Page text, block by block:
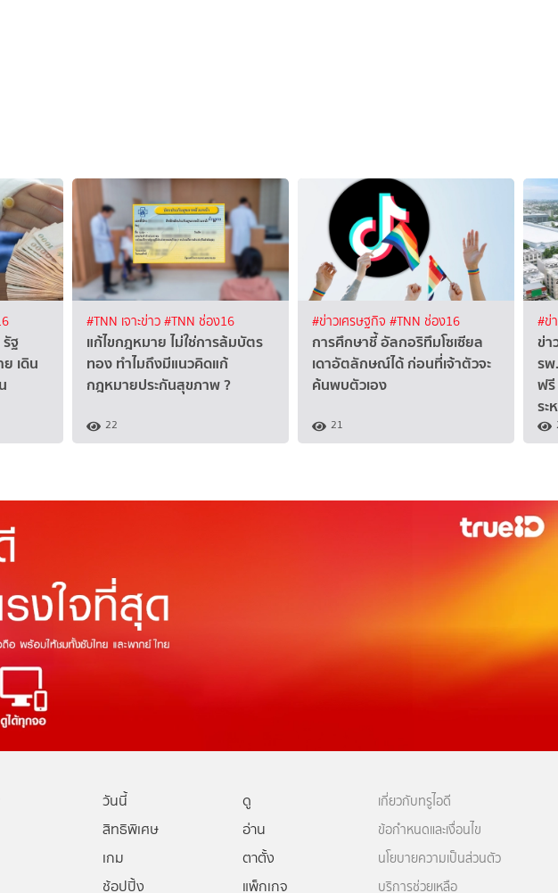
ฐ
เดิน
#TNN เจาะข่าว#TNN ช่อง16
แก้ไขกฎหมาย ไม่ใช่การล้มบัตร
ทอง ทำไมถึงมีแนวคิดแก้
กฎหมายประกันสุขภาพ ?
22
#ข่าวเศรษฐกิจ #TNN ช่อง16
การศึกษาชี้ อัลกอริทึมโซเซียล
เดาอัตลักษณ์ได้ ก่อนที่เจ้าตัวจะ
ค้นพบตัวเอง
21
#ข่
ข่า
ร
ฟรี
ระ
วันนี้
ดู
สิทธิพิเศษ
อ่าน
เกม
ตาตั้ง
ช้อปปิ้ง
แพ็กเกจ
เกี่ยวกับทรูไอดี
ข้อกำหนดและเงื่อนไข
นโยบายความเป็นส่วนตัว
บริการช่วยเหลือ